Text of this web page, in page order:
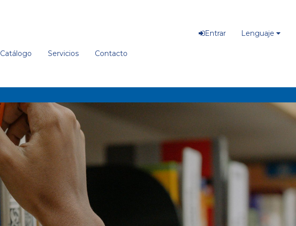
Catálogo Servicios Contacto
Entrar Lenguaje